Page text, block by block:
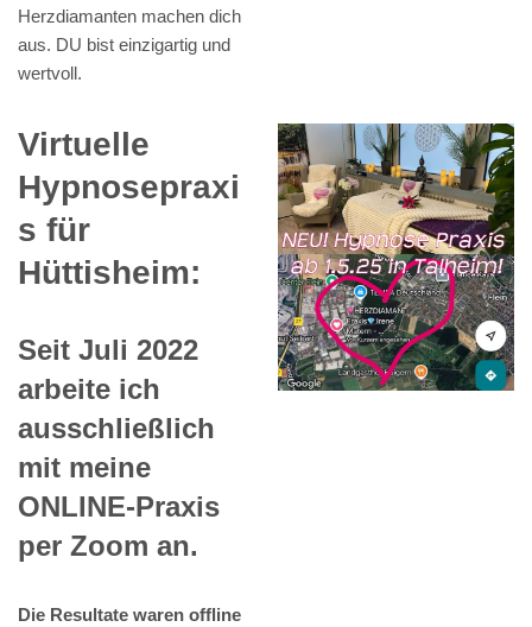
Herzdiamanten machen dich
aus. DU bist einzigartig und
wertvoll.
Virtuelle
Hypnosepraxi
s für
Hüttisheim:
Seit Juli 2022
arbeite ich
ausschließlich
mit meine
ONLINE-Praxis
per Zoom an.
Die Resultate waren offline